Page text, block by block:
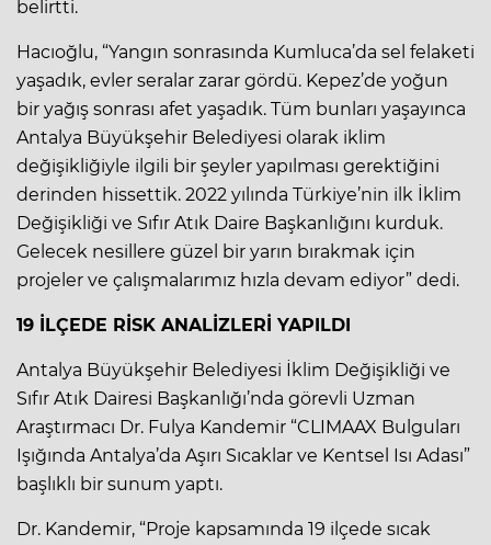
belirtti.
Hacıoğlu, “Yangın sonrasında Kumluca’da sel felaketi
yaşadık, evler seralar zarar gördü. Kepez’de yoğun
bir yağış sonrası afet yaşadık. Tüm bunları yaşayınca
Antalya Büyükşehir Belediyesi olarak iklim
değişikliğiyle ilgili bir şeyler yapılması gerektiğini
derinden hissettik. 2022 yılında Türkiye’nin ilk İklim
Değişikliği ve Sıfır Atık Daire Başkanlığını kurduk.
Gelecek nesillere güzel bir yarın bırakmak için
projeler ve çalışmalarımız hızla devam ediyor” dedi.
19 İLÇEDE RİSK ANALİZLERİ YAPILDI
Antalya Büyükşehir Belediyesi İklim Değişikliği ve
Sıfır Atık Dairesi Başkanlığı’nda görevli Uzman
Araştırmacı Dr. Fulya Kandemir “CLIMAAX Bulguları
Işığında Antalya’da Aşırı Sıcaklar ve Kentsel Isı Adası”
başlıklı bir sunum yaptı.
Dr. Kandemir, “Proje kapsamında 19 ilçede sıcak